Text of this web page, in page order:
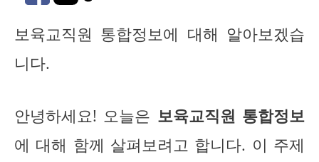
보육교직원 통합정보에 대해 알아보겠습
니다.
안녕하세요! 오늘은 보육교직원 통합정보
에 대해 함께 살펴보려고 합니다. 이 주제